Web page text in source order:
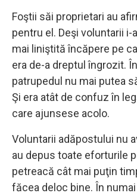
Foştii săi proprietari au
pentru el. Deşi voluntarii
mai liniştită încăpere pe
era de-a dreptul îngrozit.
patrupedul nu mai putea
Şi era atât de confuz în
care ajunsese acolo.
Voluntarii adăpostului nu
au depus toate eforturile
petreacă cât mai puţin
făcea deloc bine. În